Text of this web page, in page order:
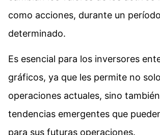
como acciones, durante un período
determinado.
Es esencial para los inversores
gráficos, ya que les permite no
operaciones actuales, sino
tendencias emergentes que
para sus futuras operaciones.